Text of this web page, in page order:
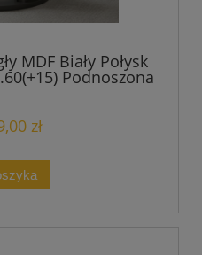
MDF Biały Połysk
Podnoszona
Ława Stolik
zł